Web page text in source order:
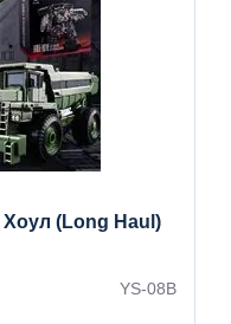
(Long Haul)
YS-08B